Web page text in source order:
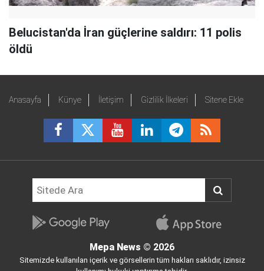
Belucistan'da İran güçlerine saldırı: 11 polis
öldü
Anasayfa Künye İletişim Gizlilik İlkeleri Sitene Ekle
Mepa News © 2026
Sitemizde kullanılan içerik ve görsellerin tüm hakları saklıdır, izinsiz